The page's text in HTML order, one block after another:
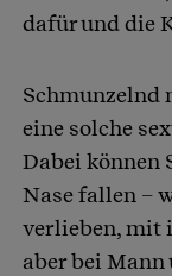
dafür und die
Schmunzelnd
eine solche
Dabei können
Nase fallen –
verlieben, mit
aber bei